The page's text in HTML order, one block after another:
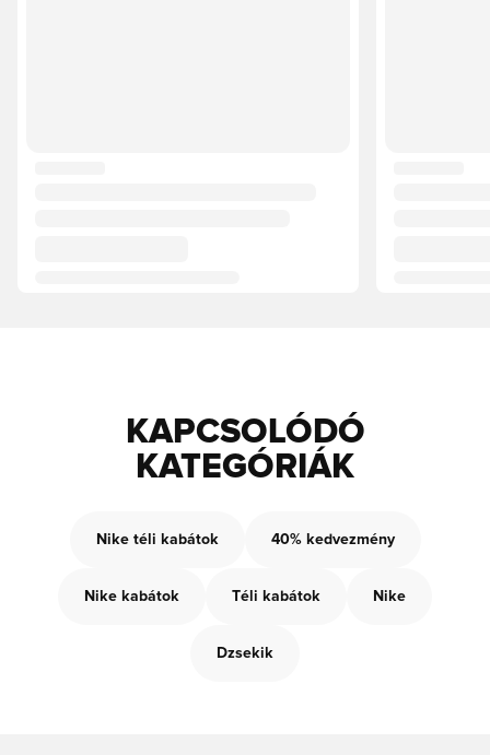
KAPCSOLÓDÓ
KATEGÓRIÁK
Nike téli kabátok 40% kedvezmény
Nike kabátok Téli kabátok Nike
Dzsekik